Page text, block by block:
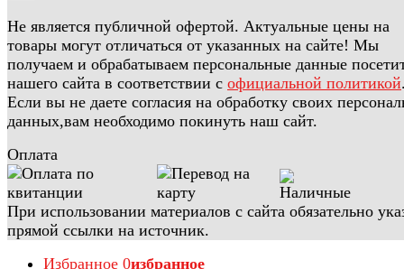
Не является публичной офертой. Актуальные цены на
товары могут отличаться от указанных на сайте! Мы
получаем и обрабатываем персональные данные
нашего сайта в соответствии с официальной политикой
Если вы не даете согласия на обработку своих
данных,вам необходимо покинуть наш сайт.
Оплата
При использовании материалов с сайта обязательно
прямой ссылки на источник.
Избранное 0избранное